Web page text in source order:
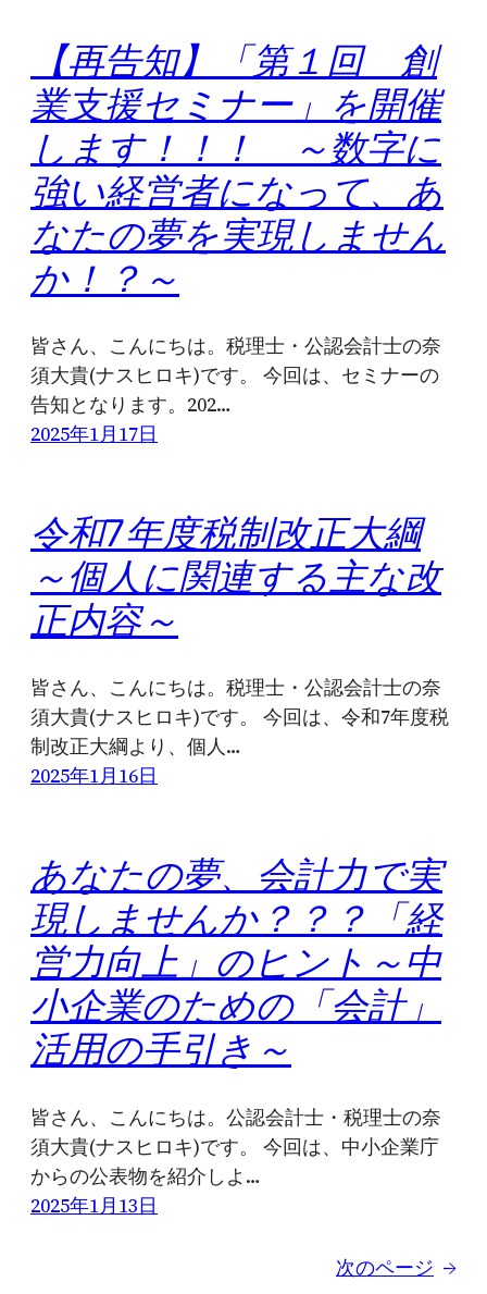
【再告知】「第１回 創
業支援セミナー」を開催
します！！！ ～数字に
強い経営者になって、あ
なたの夢を実現しません
か！？～
皆さん、こんにちは。税理士・公認会計士の奈
須大貴(ナスヒロキ)です。 今回は、セミナーの
告知となります。202…
2025年1月17日
令和7年度税制改正大綱
～個人に関連する主な改
正内容～
皆さん、こんにちは。税理士・公認会計士の奈
須大貴(ナスヒロキ)です。 今回は、令和7年度税
制改正大綱より、個人…
2025年1月16日
あなたの夢、会計力で実
現しませんか？？？「経
営力向上」のヒント～中
小企業のための「会計」
活用の手引き～
皆さん、こんにちは。公認会計士・税理士の奈
須大貴(ナスヒロキ)です。 今回は、中小企業庁
からの公表物を紹介しよ…
2025年1月13日
次のページ →